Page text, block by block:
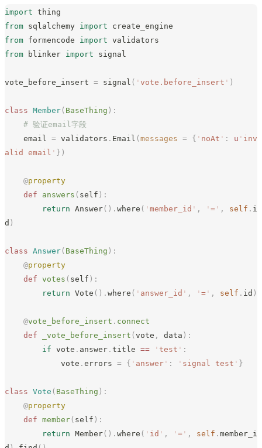
import thing
from sqlalchemy import create_engine
from formencode import validators
from blinker import signal
vote_before_insert = signal ( ' vote.before_insert ' )
class Member( BaseThing ):
    # 验证email字段
    email
= validators . Email ( messages = { ' noAt ' : u ' inv
alid email ' })
    @
property
    def
answers ( self ):
        return
Answer(). where ( ' member_id ' , ' = ' , self . i
d )
class Answer( BaseThing ):
    @
property
    def
votes ( self ):
        return
Vote (). where ( ' answer_id ' , ' = ' , self . id )
    @
vote_before_insert . connect
    def
_vote_before_insert ( vote , data ):
        if
vote . answer . title == ' test ' :
            vote
. errors = { ' answer ' : ' signal test ' }
class Vote ( BaseThing ):
    @
property
    def
member( self ):
        return
Member(). where ( ' id ' , ' = ' , self . member_i